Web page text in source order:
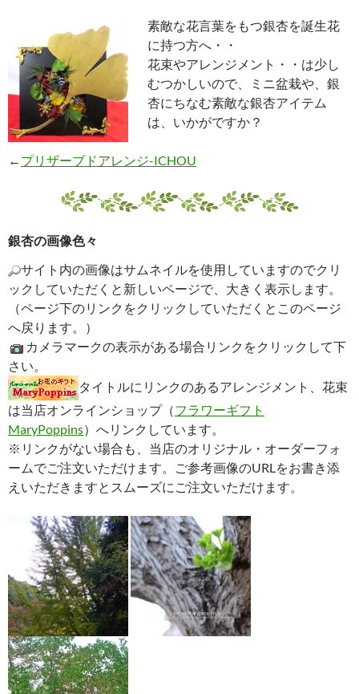
素敵な花言葉をもつ銀杏を誕生花
に持つ方へ・・
花束やアレンジメント・・は少し
むつかしいので、ミニ盆栽や、銀
杏にちなむ素敵な銀杏アイテム
は、いかがですか？
← プリザーブドアレンジ-ICHOU
銀杏の画像色々
サイト内の画像はサムネイルを使用していますのでクリ
ックしていただくと新しいページで、大きく表示します。
（ページ下のリンクをクリックしていただくとこのページ
へ戻ります。）
カメラマークの表示がある場合リンクをクリックして下
さい。
タイトルにリンクのあるアレンジメント、花束
は当店オンラインショップ（フラワーギフト
MaryPoppins）へリンクしています。
※リンクがない場合も、当店のオリジナル・オーダーフォ
ームでご注文いただけます。ご参考画像のURLをお書き添
えいただきますとスムーズにご注文いただけます。